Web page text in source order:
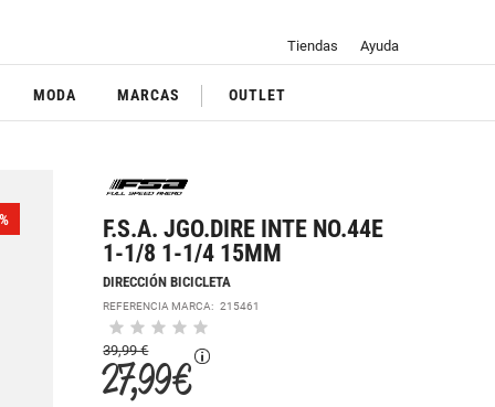
Tiendas Ayuda
MODA MARCAS OUTLET
F.S.A. JGO.DIRE INTE NO.44E
1-1/8 1-1/4 15MM
DIRECCIÓN BICICLETA
REFERENCIA MARCA:215461
39,99 €
27,99 €
%